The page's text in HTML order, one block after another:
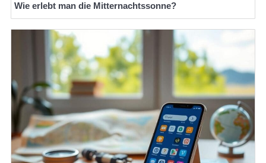
Wie erlebt man die Mitternachtssonne?